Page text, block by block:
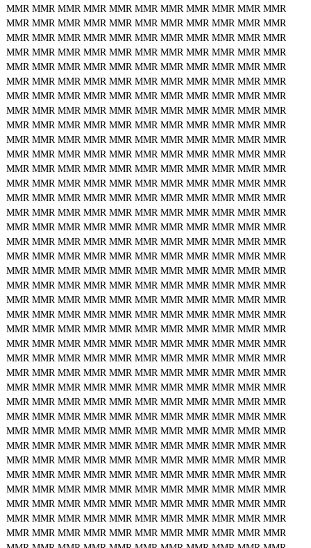
MMR MMR MMR MMR MMR MMR MMR MMR MMR MMR MMR
MMR MMR MMR MMR MMR MMR MMR MMR MMR MMR MMR
MMR MMR MMR MMR MMR MMR MMR MMR MMR MMR MMR
MMR MMR MMR MMR MMR MMR MMR MMR MMR MMR MMR
MMR MMR MMR MMR MMR MMR MMR MMR MMR MMR MMR
MMR MMR MMR MMR MMR MMR MMR MMR MMR MMR MMR
MMR MMR MMR MMR MMR MMR MMR MMR MMR MMR MMR
MMR MMR MMR MMR MMR MMR MMR MMR MMR MMR MMR
MMR MMR MMR MMR MMR MMR MMR MMR MMR MMR MMR
MMR MMR MMR MMR MMR MMR MMR MMR MMR MMR MMR
MMR MMR MMR MMR MMR MMR MMR MMR MMR MMR MMR
MMR MMR MMR MMR MMR MMR MMR MMR MMR MMR MMR
MMR MMR MMR MMR MMR MMR MMR MMR MMR MMR MMR
MMR MMR MMR MMR MMR MMR MMR MMR MMR MMR MMR
MMR MMR MMR MMR MMR MMR MMR MMR MMR MMR MMR
MMR MMR MMR MMR MMR MMR MMR MMR MMR MMR MMR
MMR MMR MMR MMR MMR MMR MMR MMR MMR MMR MMR
MMR MMR MMR MMR MMR MMR MMR MMR MMR MMR MMR
MMR MMR MMR MMR MMR MMR MMR MMR MMR MMR MMR
MMR MMR MMR MMR MMR MMR MMR MMR MMR MMR MMR
MMR MMR MMR MMR MMR MMR MMR MMR MMR MMR MMR
MMR MMR MMR MMR MMR MMR MMR MMR MMR MMR MMR
MMR MMR MMR MMR MMR MMR MMR MMR MMR MMR MMR
MMR MMR MMR MMR MMR MMR MMR MMR MMR MMR MMR
MMR MMR MMR MMR MMR MMR MMR MMR MMR MMR MMR
MMR MMR MMR MMR MMR MMR MMR MMR MMR MMR MMR
MMR MMR MMR MMR MMR MMR MMR MMR MMR MMR MMR
MMR MMR MMR MMR MMR MMR MMR MMR MMR MMR MMR
MMR MMR MMR MMR MMR MMR MMR MMR MMR MMR MMR
MMR MMR MMR MMR MMR MMR MMR MMR MMR MMR MMR
MMR MMR MMR MMR MMR MMR MMR MMR MMR MMR MMR
MMR MMR MMR MMR MMR MMR MMR MMR MMR MMR MMR
MMR MMR MMR MMR MMR MMR MMR MMR MMR MMR MMR
MMR MMR MMR MMR MMR MMR MMR MMR MMR MMR MMR
MMR MMR MMR MMR MMR MMR MMR MMR MMR MMR MMR
MMR MMR MMR MMR MMR MMR MMR MMR MMR MMR MMR
MMR MMR MMR MMR MMR MMR MMR MMR MMR MMR MMR